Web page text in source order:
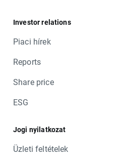
Investor relations
Piaci hírek
Reports
Share price
ESG
Jogi nyilatkozat
Üzleti feltételek